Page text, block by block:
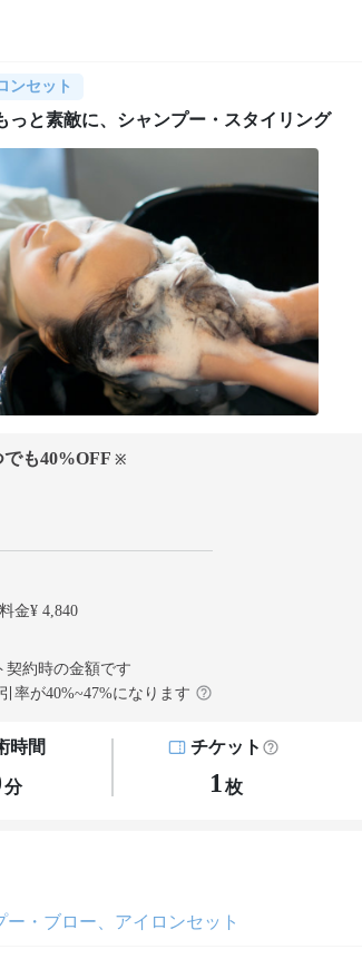
ンセット
っと素敵に、シャンプー・スタイリング
も40%OFF ※
金¥ 4,840
契約時の金額です
率が40%~47%になります
時間
分
チケット
1 枚
ー・ブロー、アイロンセット